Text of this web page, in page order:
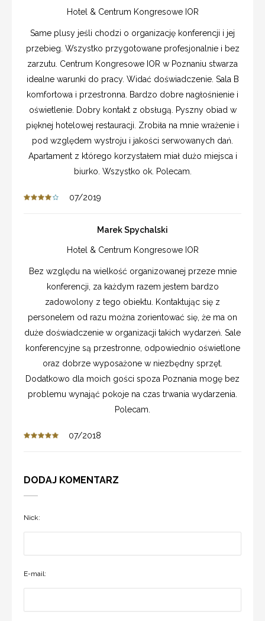
Hotel & Centrum Kongresowe IOR
Same plusy jeśli chodzi o organizację konferencji i jej
przebieg. Wszystko przygotowane profesjonalnie i bez
zarzutu. Centrum Kongresowe IOR w Poznaniu stwarza
idealne warunki do pracy. Widać doświadczenie. Sala B
komfortowa i przestronna. Bardzo dobre nagłośnienie i
oświetlenie. Dobry kontakt z obsługą. Pyszny obiad w
pięknej hotelowej restauracji. Zrobiła na mnie wrażenie i
pod względem wystroju i jakości serwowanych dań.
Apartament z którego korzystałem miał dużo miejsca i
biurko. Wszystko ok. Polecam.
07/2019
Marek Spychalski
Hotel & Centrum Kongresowe IOR
Bez względu na wielkość organizowanej przeze mnie
konferencji, za każdym razem jestem bardzo
zadowolony z tego obiektu. Kontaktując się z
personelem od razu można zorientować się, że ma on
duże doświadczenie w organizacji takich wydarzeń. Sale
konferencyjne są przestronne, odpowiednio oświetlone
oraz dobrze wyposażone w niezbędny sprzęt.
Dodatkowo dla moich gości spoza Poznania mogę bez
problemu wynająć pokoje na czas trwania wydarzenia.
Polecam.
07/2018
DODAJ KOMENTARZ
Nick:
E-mail: